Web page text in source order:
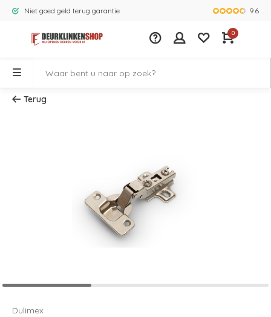
Niet goed geld terug garantie Grootste
9.6
0
Terug
Dulimex